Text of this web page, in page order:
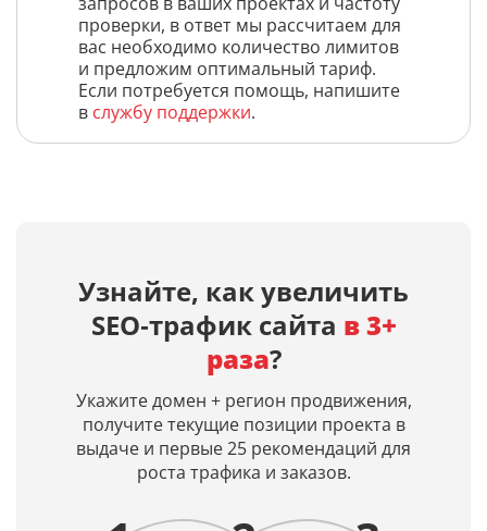
проверки, в ответ мы рассчитаем для
вас необходимо количество лимитов
и предложим оптимальный тариф.
Если потребуется помощь, напишите
в службу поддержки.
Узнайте, как увеличить
SEO‑трафик сайта в 3+
раза?
Укажите домен + регион продвижения,
получите текущие позиции проекта в
выдаче и первые 25 рекомендаций для
роста трафика и заказов.